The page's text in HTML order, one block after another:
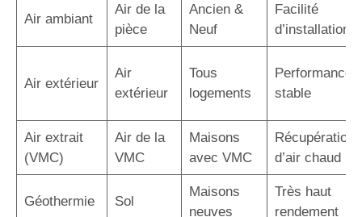
Air ambiant
Air de la
pièce
Ancien &
Neuf
Facilité
d’installation
Air extérieur
Air
extérieur
Tous
logements
Performance
stable
Air extrait
(VMC)
Air de la
VMC
Maisons
avec VMC
Récupération
d’air chaud
Géothermie Sol
Maisons
neuves
Très haut
rendement